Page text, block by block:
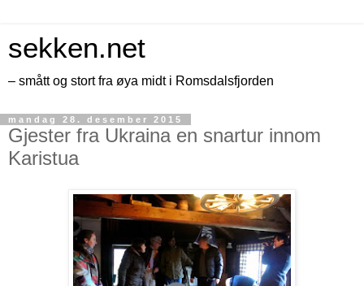
sekken.net
– smått og stort fra øya midt i Romsdalsfjorden
mandag 28. desember 2015
Gjester fra Ukraina en snartur innom
Karistua